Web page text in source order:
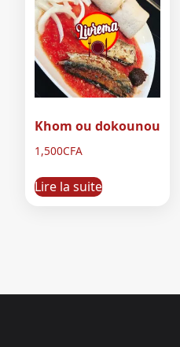
Khom ou dokounou
1,500CFA
Lire la suite